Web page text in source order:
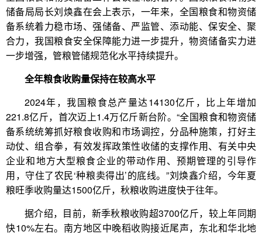
储备局局长刘焕鑫在会上表示，一年来，全国粮食和物资储
备系统着力稳市场、强储备、严监管、添动能、保安全、聚
合力，我国粮食安全保障能力进一步提升，物资储备实力进
一步增强，管粮管储规范化水平持续提升。
全年粮食收购量保持在较高水平
2024年，我国粮食总产量达14130亿斤，比上年增加
221.8亿斤，首次迈上1.4万亿斤新台阶。“全国粮食和物资储
备系统统筹抓好粮食收购和市场调控，分品种施策，打好主
动仗、组合拳，有效发挥政策性收储的支撑作用、有关中央
企业和地方大型粮食企业的带动作用、预期管理的引导作
用，守住了农民‘种粮卖得出’的底线。”刘焕鑫介绍，今年夏
粮旺季收购量达1500亿斤，秋粮收购进度快于往年。
据介绍，目前，新季秋粮收购超3700亿斤，较上年同期
快10%左右。南方地区中晚稻收购接近尾声，东北和华北地